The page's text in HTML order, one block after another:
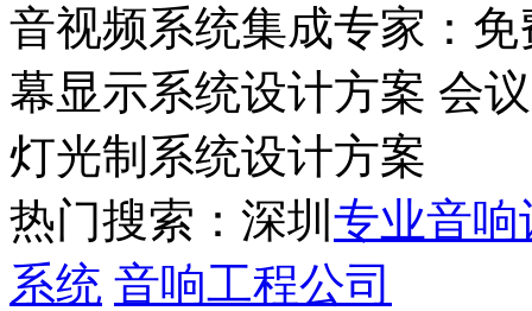
音视频系统集成专家：
幕显示系统设计方案 会
灯光制系统设计方案
热门搜索：深圳 专业音响
系统 音响工程公司